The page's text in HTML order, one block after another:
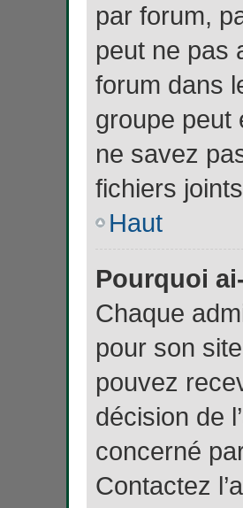
par forum,
peut ne pas
forum dans
groupe peut
ne savez
fichiers
Haut
Pourquoi
Chaque
pour son
pouvez
décision de
concerné
Contactez